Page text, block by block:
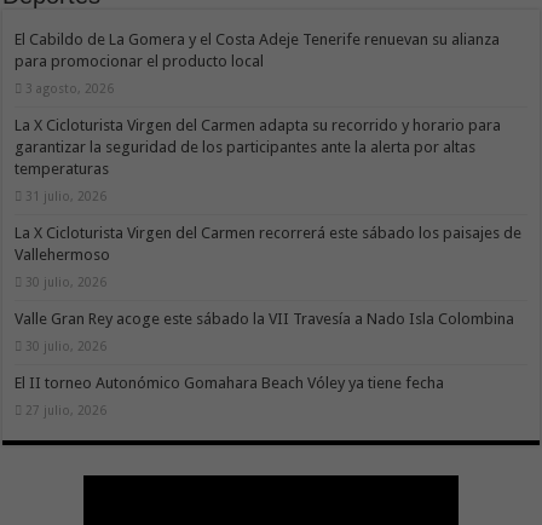
El Cabildo de La Gomera y el Costa Adeje Tenerife renuevan su alianza
para promocionar el producto local
3 agosto, 2026
La X Cicloturista Virgen del Carmen adapta su recorrido y horario para
garantizar la seguridad de los participantes ante la alerta por altas
temperaturas
31 julio, 2026
La X Cicloturista Virgen del Carmen recorrerá este sábado los paisajes de
Vallehermoso
30 julio, 2026
Valle Gran Rey acoge este sábado la VII Travesía a Nado Isla Colombina
30 julio, 2026
El II torneo Autonómico Gomahara Beach Vóley ya tiene fecha
27 julio, 2026